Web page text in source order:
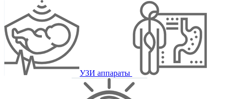
УЗИ аппараты